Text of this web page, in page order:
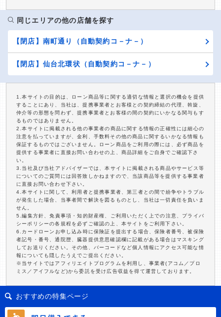
同じエリアの他の店舗を探す
【閉店】南町通り（自動契約コ－ナ－）
【閉店】仙台北環状（自動契約コ－ナ－）
1.本サイトの目的は、ローン商品等に関する適切な情報と選択の機会を提供
することにあり、当社は、提携事業者とお客様との契約締結の代理、斡旋、
仲介等の形態を問わず、提携事業者とお客様の間の契約にいかなる関与もす
るものではありません。
2.本サイトに掲載される他の事業者の商品に関する情報の正確性には細心の
注意を払っていますが、金利、手数料その他の商品に関するいかなる情報も
保証するものではございません。ローン商品をご利用の際には、必ず商品を
提供する事業者に直接お問い合わせの上、商品詳細をご自身でご確認下さ
い。
3.当社及び当社アドバイザーでは、本サイトに掲載される商品やサービス等
についてのご質問には回答致しかねますので、当該商品等を提供する事業者
に直接お問い合わせ下さい。
4.本サイトに関して、利用者と提携事業者、第三者との間で紛争やトラブル
が発生した場合、当事者間で解決を図るものとし、当社は一切責任を負いま
せん。
5.編集方針、免責事項・知的財産権、ご利用いただく上での注意、プライバ
シーポリシーの各規程を必ずご確認の上、本サイトをご利用下さい。
6.カードローンお申し込み時に保険証を提出する場合、保険者番号、被保険
者記号・番号、通院歴、臓器提供意思確認欄に記載がある場合はマスキング
してお送りください。その他、バーコードなど個人情報にアクセス可能な情
報についても隠したうえでご提出ください。
※当サイトではアフィリエイトプログラムを利用し、事業者(アコム／プロ
ミス／アイフルなど)から委託を受け広告収益を得て運営しております。
おすすめの特集ページ